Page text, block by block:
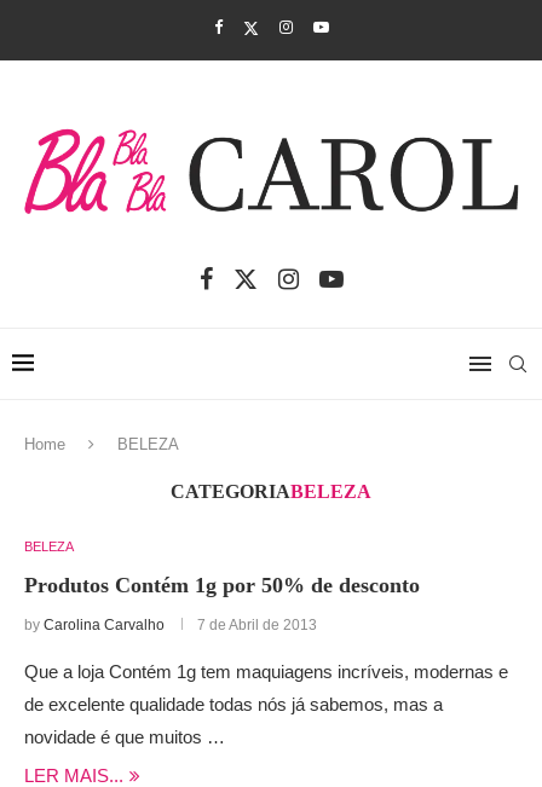
Home BELEZA
CATEGORIABELEZA
BELEZA
Produtos Contém 1g por 50% de desconto
by Carolina Carvalho 7 de Abril de 2013
Que a loja Contém 1g tem maquiagens incríveis, modernas e
de excelente qualidade todas nós já sabemos, mas a
novidade é que muitos …
LER MAIS...